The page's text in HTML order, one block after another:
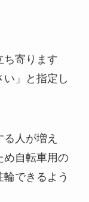
ち寄ります
い」と指定し
人が増え
め自転車用の
輪できるよう